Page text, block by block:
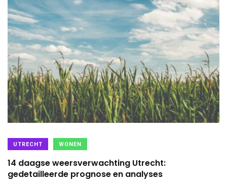
UTRECHT WONEN
14 daagse weersverwachting Utrecht:
gedetailleerde prognose en analyses